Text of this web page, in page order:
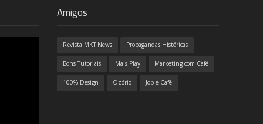
Amigos
Revista MKT News Propagandas Históricas
Bons Tutoriais Mais Play Marketing com Café
100% Design Ozório Job e Café